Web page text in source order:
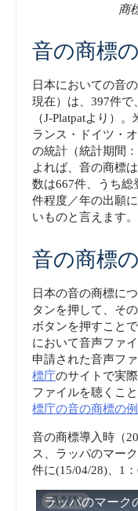
商
音の商標
日本においての音
現在）は、397件で
（J-Platpatより）
ランス・ドイツ・
の統計（統計期間
よれば、音の商標
数は667件、うち総
件程度／年の出願
いものと言えます。
音の商標
日本の音の商標に
タンを押して、そ
ボタンを押すこと
において音声ファ
申請された音声フ
標庁のサイトで実
ファイルを聴くこ
標庁の音の商標の例
音の商標導入時（
ス、ラッパのマー
件に(15/04/28)、1
ラッパのマーク